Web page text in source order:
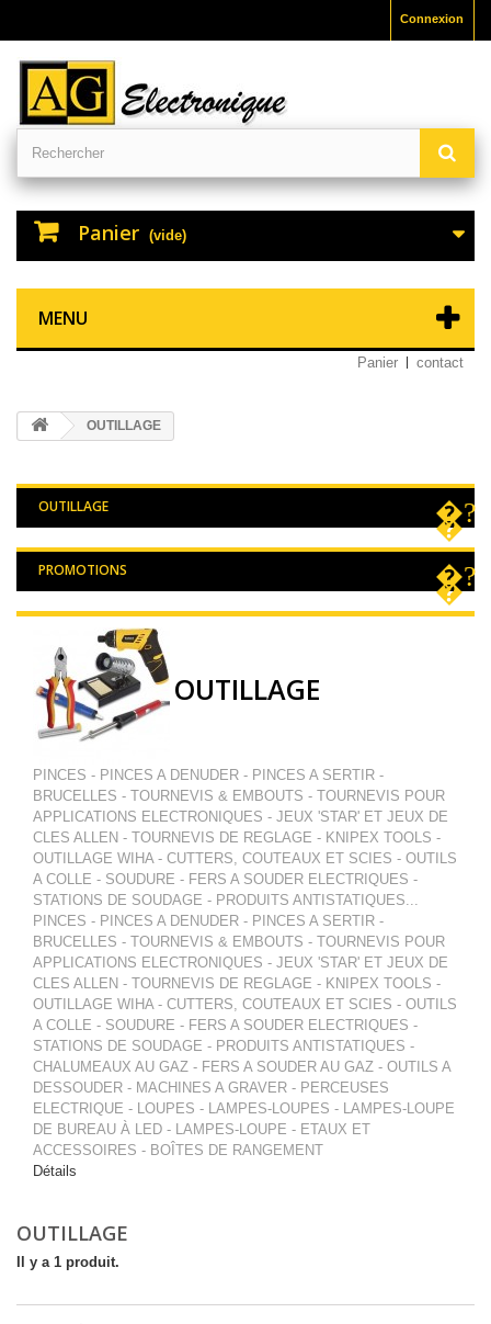
Connexion
Panier (vide)
MENU
Panier contact
OUTILLAGE
OUTILLAGE
PROMOTIONS
OUTILLAGE
PINCES - PINCES A DENUDER - PINCES A SERTIR -
BRUCELLES - TOURNEVIS & EMBOUTS - TOURNEVIS POUR
APPLICATIONS ELECTRONIQUES - JEUX 'STAR' ET JEUX DE
CLES ALLEN - TOURNEVIS DE REGLAGE - KNIPEX TOOLS -
OUTILLAGE WIHA - CUTTERS, COUTEAUX ET SCIES - OUTILS
A COLLE - SOUDURE - FERS A SOUDER ELECTRIQUES -
STATIONS DE SOUDAGE - PRODUITS ANTISTATIQUES...
PINCES - PINCES A DENUDER - PINCES A SERTIR -
BRUCELLES - TOURNEVIS & EMBOUTS - TOURNEVIS POUR
APPLICATIONS ELECTRONIQUES - JEUX 'STAR' ET JEUX DE
CLES ALLEN - TOURNEVIS DE REGLAGE - KNIPEX TOOLS -
OUTILLAGE WIHA - CUTTERS, COUTEAUX ET SCIES - OUTILS
A COLLE - SOUDURE - FERS A SOUDER ELECTRIQUES -
STATIONS DE SOUDAGE - PRODUITS ANTISTATIQUES -
CHALUMEAUX AU GAZ - FERS A SOUDER AU GAZ - OUTILS A
DESSOUDER - MACHINES A GRAVER - PERCEUSES
ELECTRIQUE - LOUPES - LAMPES-LOUPES - LAMPES-LOUPE
DE BUREAU À LED - LAMPES-LOUPE - ETAUX ET
ACCESSOIRES - BOÎTES DE RANGEMENT
Détails
OUTILLAGE
Il y a 1 produit.